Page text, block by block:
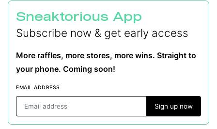
Sneaktorious App
Subscribe now & get early access
More raffles, more stores, more wins. Straight to
your phone. Coming soon!
EMAIL ADDRESS